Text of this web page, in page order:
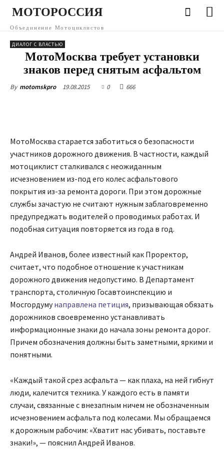
МОТОРОССИЯ
Объединение Мотоциклистов
ДИАЛОГ С ВЛАСТЬЮ
МотоМосква требует установки
знаков перед снятым асфальтом
By motomskpro 19.08.2015 0 666
МотоМосква старается заботиться о безопасности
участников дорожного движения. В частности, каждый
мотоциклист сталкивался с неожиданным
исчезновением из-под его колес асфальтового
покрытия из-за ремонта дороги. При этом дорожные
службы зачастую не считают нужным заблаговременно
предупреджать водителей о проводимых работах. И
подобная ситуация повторяется из года в год.
Андрей Иванов, более известный как Проректор,
считает, что подобное отношение к участникам
дорожного движения недопустимо. В Департамент
транспорта, столичную Госавтоинспекцию и
Мосгордумунаправлена петиция, призывающая обязать
дорожников своевременно устанавливать
информационные знаки до начала зоны ремонта дорог.
Причем обозначения должны быть заметными, яркими и
понятными.
«Каждый такой срез асфальта — как плаха, на ней гибнут
люди, калечится техника. У каждого есть в памяти
случаи, связанные с внезапным ничем не обозначенным
исчезновением асфальта под колесами. Мы обращаемся
к дорожным рабочим: «Хватит нас убивать, поставьте
знаки!», — пояснил Андрей Иванов.